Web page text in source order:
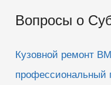
с
Вопросы о
Кузовной ремонт
профессиональный